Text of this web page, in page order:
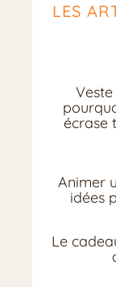
LES
écrase
Animer
idées
Le